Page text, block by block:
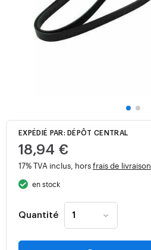
EXPÉDIÉ PAR: DÉPÔT CENTRAL
18,94 €
17% TVA inclus, horsfrais de livraison
en stock
Quantité